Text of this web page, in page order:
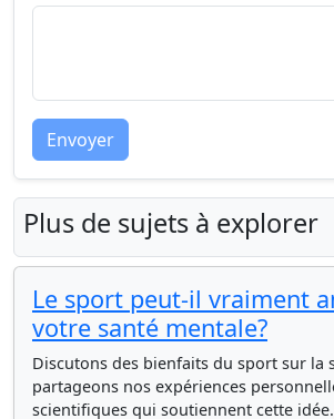
Envoyer
Plus de sujets à explorer
Le sport peut-il vraiment
votre santé mentale?
Discutons des bienfaits du sport sur la
partageons nos expériences
scientifiques qui soutiennent cette idée.